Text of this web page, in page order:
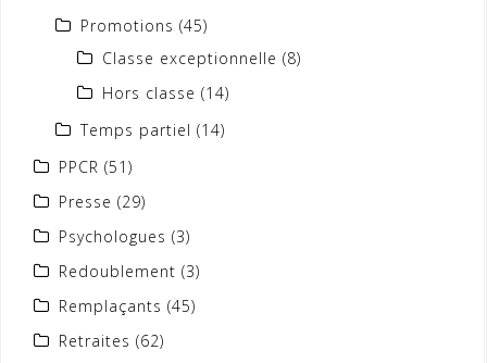
Promotions (45)
Classe exceptionnelle (8)
Hors classe (14)
Temps partiel (14)
PPCR (51)
Presse (29)
Psychologues (3)
Redoublement (3)
Remplaçants (45)
Retraites (62)